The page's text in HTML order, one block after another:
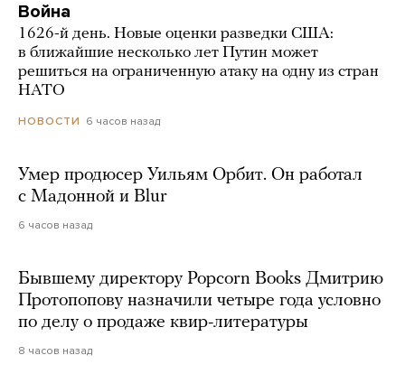
Война
1626-й день. Новые оценки разведки США:
в ближайшие несколько лет Путин может
решиться на ограниченную атаку на одну из стран
НАТО
НОВОСТИ 6 часов назад
Умер продюсер Уильям Орбит. Он работал
с Мадонной и Blur
6 часов назад
Бывшему директору Popcorn Books Дмитрию
Протопопову назначили четыре года условно
по делу о продаже квир-литературы
8 часов назад